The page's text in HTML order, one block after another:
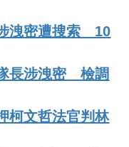
洩密遭搜索 10
長涉洩密 檢調
柯文哲法官判林